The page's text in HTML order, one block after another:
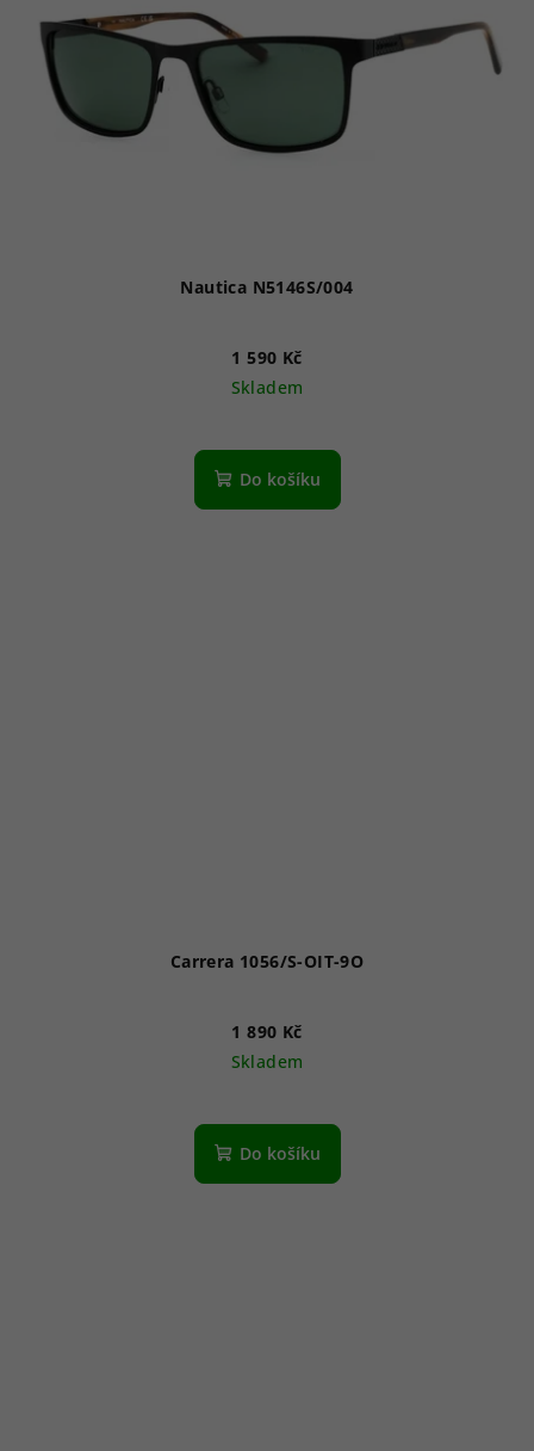
Nautica N5146S/004
1 590 Kč
Skladem
Do košíku
Carrera 1056/S-OIT-9O
1 890 Kč
Skladem
Do košíku